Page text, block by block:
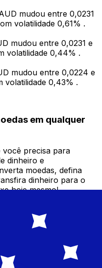
mudou entre 0,0231
volatilidade 0,61% .
mudou entre 0,0231 e
volatilidade 0,44% .
mudou entre 0,0224 e
volatilidade 0,43% .
em qualquer
você precisa para
dinheiro e
moedas, defina
dinheiro para o
hoje mesmo!